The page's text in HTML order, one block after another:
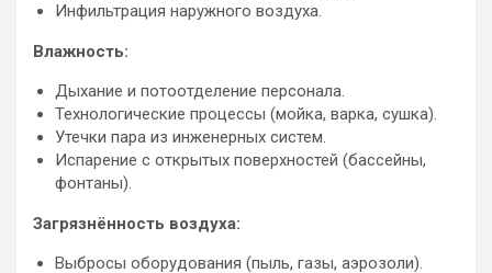
Инфильтрация наружного воздуха.
Влажность:
Дыхание и потоотделение персонала.
Технологические процессы (мойка, варка, сушка).
Утечки пара из инженерных систем.
Испарение с открытых поверхностей (бассейны,
фонтаны).
Загрязнённость воздуха:
Выбросы оборудования (пыль, газы, аэрозоли).